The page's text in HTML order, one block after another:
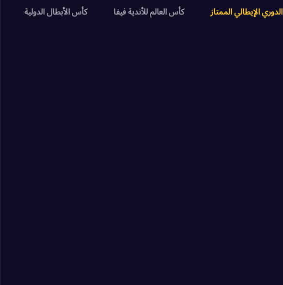
الدوري الإيطالي الممتاز كأس العالم للأندية فيفا كأس الأبطال الدولية